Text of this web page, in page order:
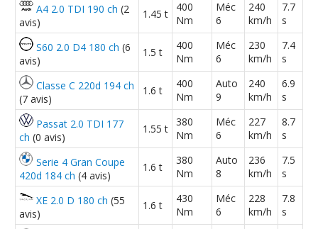
15/20
320d 184 ch Boite auto 8 vitesses
)
14/20
320d 184 ch Bvm 94000 km juin 2015
)
01/20
320d 184 ch boite 6 manuelle , 76000
km, édit (3
18/20
320d 184 ch Boite auto , 320 000 kms,
annee 2
19/20 320d 184 ch 106000 0
A4 2.0 TDI 190 ch (2
avis)
1.45 t
400
Nm
Méc
6
240
km/h
7.7
s
S60 2.0 D4 180 ch (6
avis)
1.5 t
400
Nm
Méc
6
230
km/h
7.4
s
Classe C 220d 194 ch
(7 avis)
1.6 t
400
Nm
Auto
9
240
km/h
6.9
s
Passat 2.0 TDI 177
ch (0 avis)
1.55 t
380
Nm
Méc
6
227
km/h
8.7
s
Serie 4 Gran Coupe
420d 184 ch (4 avis)
1.6 t
380
Nm
Auto
8
236
km/h
7.5
s
XE 2.0 D 180 ch (55
avis)
1.6 t
430
Nm
Méc
6
228
km/h
7.8
s